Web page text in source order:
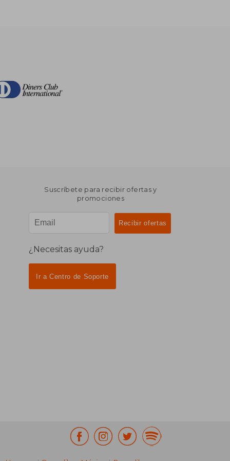
Suscríbete para recibir ofertas y
promociones
¿Necesitas ayuda?
Ir a Centro de Soporte